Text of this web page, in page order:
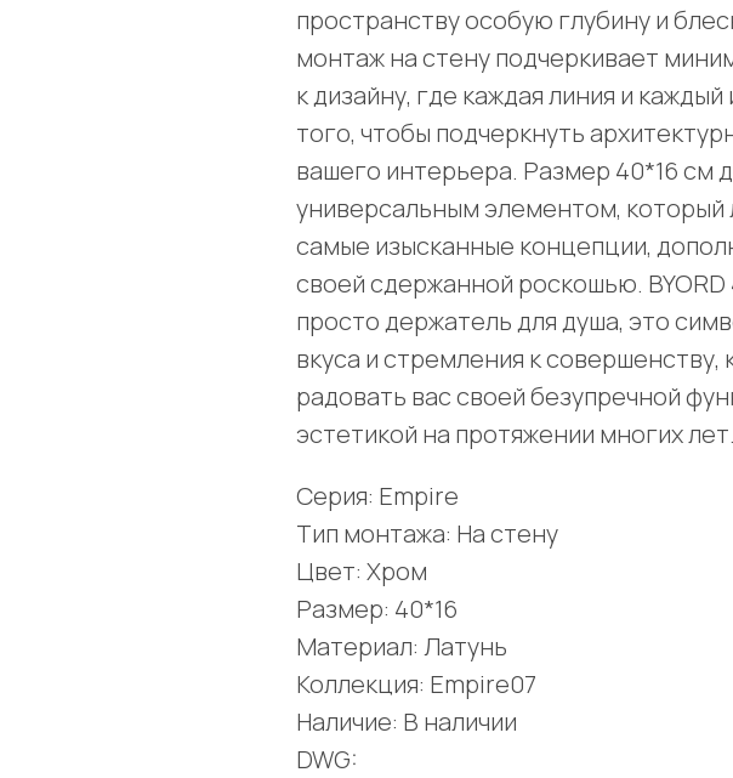
пространству особую глубину и
монтаж на стену подчеркивает
к дизайну, где каждая линия и
того, чтобы подчеркнуть
вашего интерьера. Размер 40*16 см
универсальным элементом, который
самые изысканные концепции,
своей сдержанной роскошью. BYORD
просто держатель для душа, это
вкуса и стремления к совершенству,
радовать вас своей безупречной
эстетикой на протяжении многих лет.
Серия: Empire
Тип монтажа: На стену
Цвет: Хром
Размер: 40*16
Материал: Латунь
Коллекция: Empire07
Наличие: В наличии
DWG: